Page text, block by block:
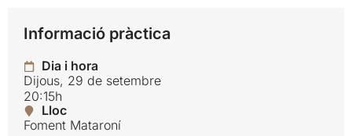
Informació pràctica
Dia i hora
Dijous, 29 de setembre
20:15h
Lloc
Foment Mataroní